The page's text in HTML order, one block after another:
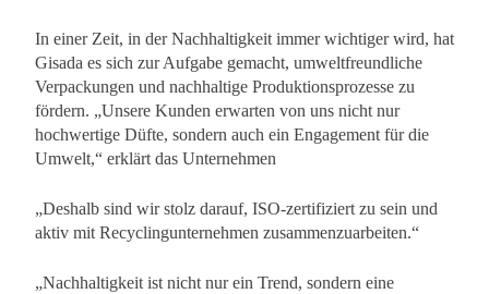
In einer Zeit, in der Nachhaltigkeit immer wichtiger wird, hat
Gisada es sich zur Aufgabe gemacht, umweltfreundliche
Verpackungen und nachhaltige Produktionsprozesse zu
fördern. „Unsere Kunden erwarten von uns nicht nur
hochwertige Düfte, sondern auch ein Engagement für die
Umwelt,“ erklärt das Unternehmen
„Deshalb sind wir stolz darauf, ISO-zertifiziert zu sein und
aktiv mit Recyclingunternehmen zusammenzuarbeiten.“
„Nachhaltigkeit ist nicht nur ein Trend, sondern eine